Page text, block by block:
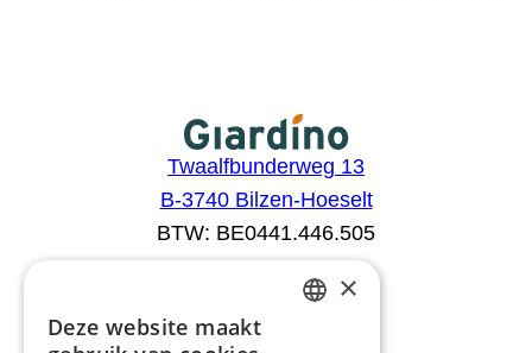
Twaalfbunderweg 13
B-3740 Bilzen-Hoeselt
BTW: BE0441.446.505
Aanbod
Configurator
×
Deze website maakt